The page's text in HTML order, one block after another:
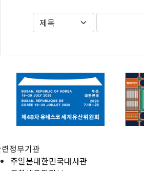
정부기관
주일본대한민국대사관